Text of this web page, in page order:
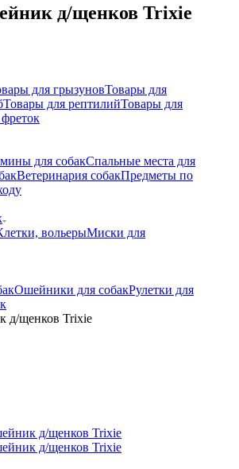
д/щенков Trixie
для грызуновТовары для
Товары для рептилийТовары для
для собакСпальные места для
Ветеринария собакПредметы по
вольерыМиски для
Ошейники для собакРулетки для
д/щенков Trixie